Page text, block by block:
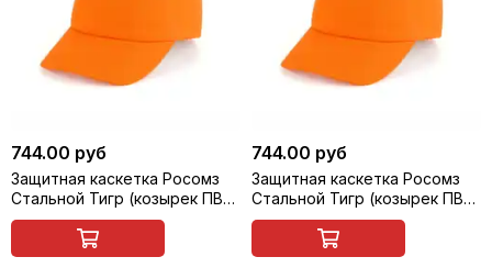
744.00 руб
Защитная каскетка Росомз
Стальной Тигр (козырек ПВХ,
прозрачно-серый, 65 мм),
оранжевая, арт. 95314
744.00 руб
Защитная каскетка Росомз
Стальной Тигр (козырек ПВХ,
прозрачно-серый, 65 мм),
желтая, арт. 95315